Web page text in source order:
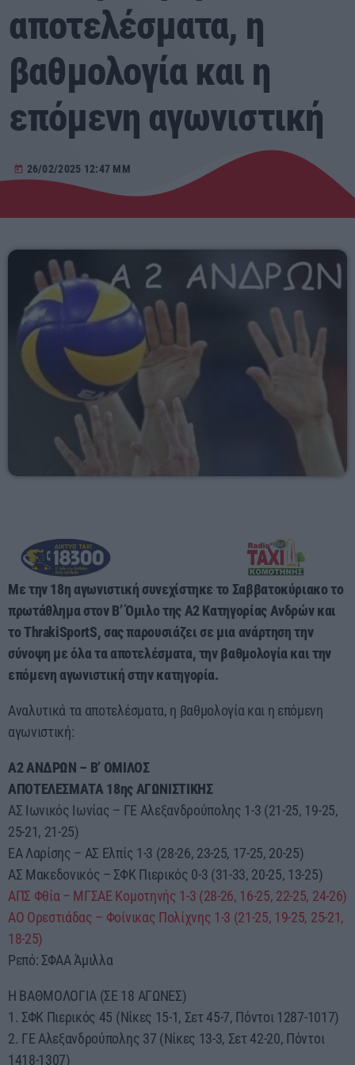
Αγροτικά
Τραγούδια της Θράκης
Επικοινωνία
Προσεχείς
ΕΡΚΟ
ERKO
07:00 - 08:00
ΕΡΚΟ
Mixed by Giorgos
08:00 - 10:00
αποτελέσματα, η
βαθμολογία και η
επόμενη αγωνιστική
today 26/02/2025 12:47 ΜΜ
Με την 18η αγωνιστική συνεχίστηκε το Σαββατοκύριακο το
πρωτάθλημα στον Β’ Όμιλο της Α2 Κατηγορίας Ανδρών και
το ThrakiSportS, σας παρουσιάζει σε μια ανάρτηση την
σύνοψη με όλα τα αποτελέσματα, την βαθμολογία και την
επόμενη αγωνιστική στην κατηγορία.
Αναλυτικά τα αποτελέσματα, η βαθμολογία και η επόμενη
αγωνιστική:
Α2 ΑΝΔΡΩΝ – Β’ ΟΜΙΛΟΣ
ΑΠΟΤΕΛΕΣΜΑΤΑ 18ης ΑΓΩΝΙΣΤΙΚΗΣ
ΑΣ Ιωνικός Ιωνίας – ΓΕ Αλεξανδρούπολης 1-3 (21-25, 19-25,
25-21, 21-25)
ΕΑ Λαρίσης – ΑΣ Ελπίς 1-3 (28-26, 23-25, 17-25, 20-25)
ΑΣ Μακεδονικός – ΣΦΚ Πιερικός 0-3 (31-33, 20-25, 13-25)
ΑΠΣ Φθία – ΜΓΣΑΕ Κομοτηνής 1-3 (28-26, 16-25, 22-25, 24-26)
ΑΟ Ορεστιάδας – Φοίνικας Πολίχνης 1-3 (21-25, 19-25, 25-21,
18-25)
Ρεπό: ΣΦΑΑ Άμιλλα
Η ΒΑΘΜΟΛΟΓΙΑ (ΣΕ 18 ΑΓΩΝΕΣ)
1. ΣΦΚ Πιερικός 45 (Νίκες 15-1, Σετ 45-7, Πόντοι 1287-1017)
2. ΓΕ Αλεξανδρούπολης 37 (Νίκες 13-3, Σετ 42-20, Πόντοι
1418-1307)